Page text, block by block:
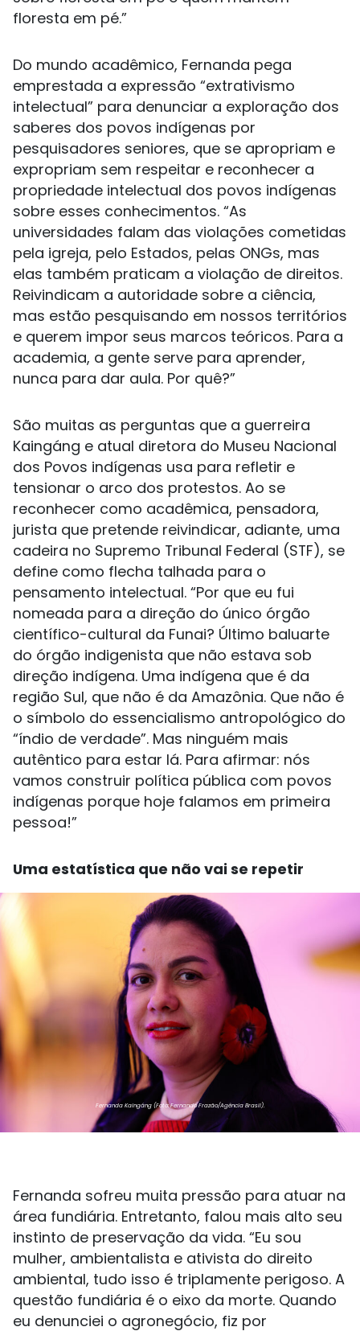
floresta em pé.”
Do mundo acadêmico, Fernanda pega
emprestada a expressão “extrativismo
intelectual” para denunciar a exploração dos
saberes dos povos indígenas por
pesquisadores seniores, que se apropriam e
expropriam sem respeitar e reconhecer a
propriedade intelectual dos povos indígenas
sobre esses conhecimentos. “As
universidades falam das violações cometidas
pela igreja, pelo Estados, pelas ONGs, mas
elas também praticam a violação de direitos.
Reivindicam a autoridade sobre a ciência,
mas estão pesquisando em nossos territórios
e querem impor seus marcos teóricos. Para a
academia, a gente serve para aprender,
nunca para dar aula. Por quê?”
São muitas as perguntas que a guerreira
Kaingáng e atual diretora do Museu Nacional
dos Povos indígenas usa para refletir e
tensionar o arco dos protestos. Ao se
reconhecer como acadêmica, pensadora,
jurista que pretende reivindicar, adiante, uma
cadeira no Supremo Tribunal Federal (STF), se
define como flecha talhada para o
pensamento intelectual. “Por que eu fui
nomeada para a direção do único órgão
científico-cultural da Funai? Último baluarte
do órgão indigenista que não estava sob
direção indígena. Uma indígena que é da
região Sul, que não é da Amazônia. Que não é
o símbolo do essencialismo antropológico do
“índio de verdade”. Mas ninguém mais
autêntico para estar lá. Para afirmar: nós
vamos construir política pública com povos
indígenas porque hoje falamos em primeira
pessoa!”
Uma estatística que não vai se repetir
Fernanda Kaingáng (Foto: Fernando Frazão/Agência Brasil).
Fernanda sofreu muita pressão para atuar na
área fundiária. Entretanto, falou mais alto seu
instinto de preservação da vida. “Eu sou
mulher, ambientalista e ativista do direito
ambiental, tudo isso é triplamente perigoso. A
questão fundiária é o eixo da morte. Quando
eu denunciei o agronegócio, fiz por